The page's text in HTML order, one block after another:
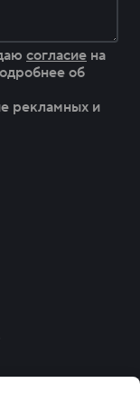
согласие на
об
рекламных и